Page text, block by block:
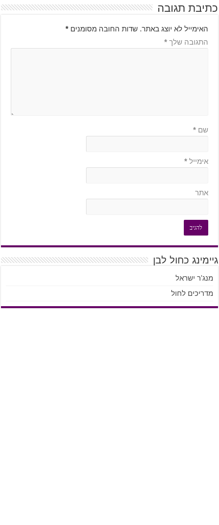
כתיבת תגובה
האימייל לא יוצג באתר. שדות החובה מסומנים *
התגובה שלך *
שם *
אימייל *
אתר
גיימינג כחול לבן
מנג'ר ישראל
מדריכים לחול